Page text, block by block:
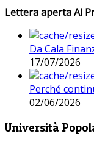
Lettera aperta Al
Da Cala
17/07/2026
Perché
02/06/2026
Università